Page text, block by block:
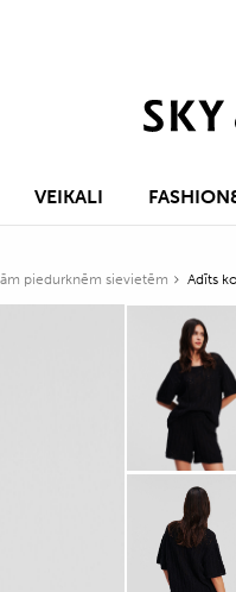
VEIKALI
piedurknēm sievietēm Adīts